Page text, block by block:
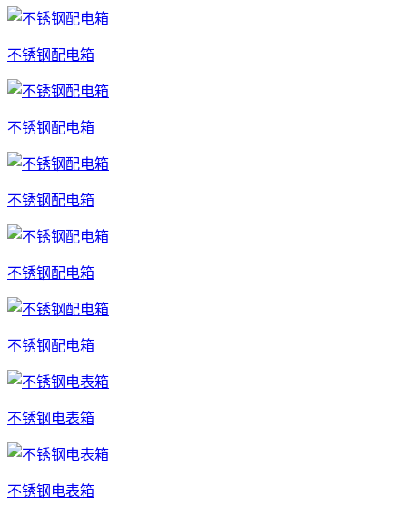
不锈钢配电箱
不锈钢配电箱
不锈钢配电箱
不锈钢配电箱
不锈钢配电箱
不锈钢电表箱
不锈钢电表箱